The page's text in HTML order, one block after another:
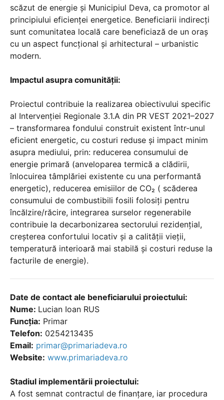
scăzut de energie și Municipiul Deva, ca promotor al
principiului eficienței energetice. Beneficiarii indirecţi
sunt comunitatea locală care beneficiază de un oraş
cu un aspect funcţional şi arhitectural – urbanistic
modern.
Impactul asupra comunității:
Proiectul contribuie la realizarea obiectivului specific
al Intervenției Regionale 3.1.A din PR VEST 2021–2027
– transformarea fondului construit existent într-unul
eficient energetic, cu costuri reduse și impact minim
asupra mediului, prin: reducerea consumului de
energie primară (anveloparea termică a clădirii,
înlocuirea tâmplăriei existente cu una performantă
energetic), reducerea emisiilor de CO₂ ( scăderea
consumului de combustibili fosili folosiți pentru
încălzire/răcire, integrarea surselor regenerabile
contribuie la decarbonizarea sectorului rezidențial,
creșterea confortului locativ și a calității vieții,
temperatură interioară mai stabilă și costuri reduse la
facturile de energie).
Date de contact ale beneficiarului proiectului:
Nume: Lucian Ioan RUS
Funcția: Primar
Telefon: 0254213435
Email: primar@primariadeva.ro
Website: www.primariadeva.ro
Stadiul implementării proiectului:
A fost semnat contractul de finanțare, iar procedura